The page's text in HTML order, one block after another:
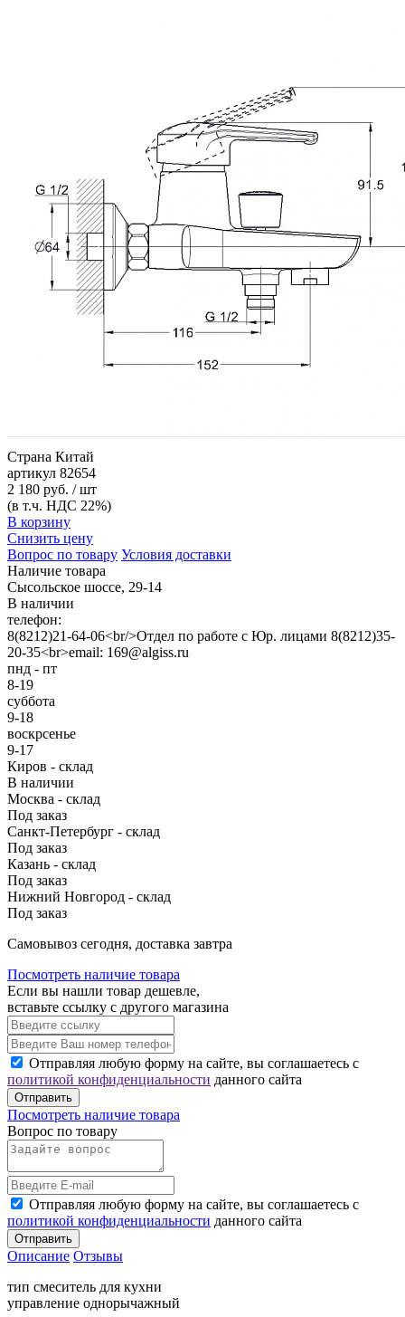
Страна Китай
артикул 82654
2 180 руб. / шт
(в т.ч. НДС 22%)
В корзину
Снизить цену
Вопрос по товару Условия доставки
Наличие товара
Сысольское шоссе, 29-14
В наличии
телефон:
8(8212)21-64-06<br/>Отдел по работе с Юр. лицами 8(8212)35-
20-35<br>email: 169@algiss.ru
пнд - пт
8-19
суббота
9-18
воскрсенье
9-17
Киров - склад
В наличии
Москва - склад
Под заказ
Санкт-Петербург - склад
Под заказ
Казань - склад
Под заказ
Нижний Новгород - склад
Под заказ
Cамовывоз сегодня, доставка завтра
Посмотреть наличие товара
Если вы нашли товар дешевле,
вставьте ссылку с другого магазина
Отправляя любую форму на сайте, вы соглашаетесь с
политикой конфиденциальности данного сайта
Отправить
Посмотреть наличие товара
Вопрос по товару
Отправляя любую форму на сайте, вы соглашаетесь с
политикой конфиденциальности данного сайта
Отправить
Описание Отзывы
тип смеситель для кухни
управление однорычажный